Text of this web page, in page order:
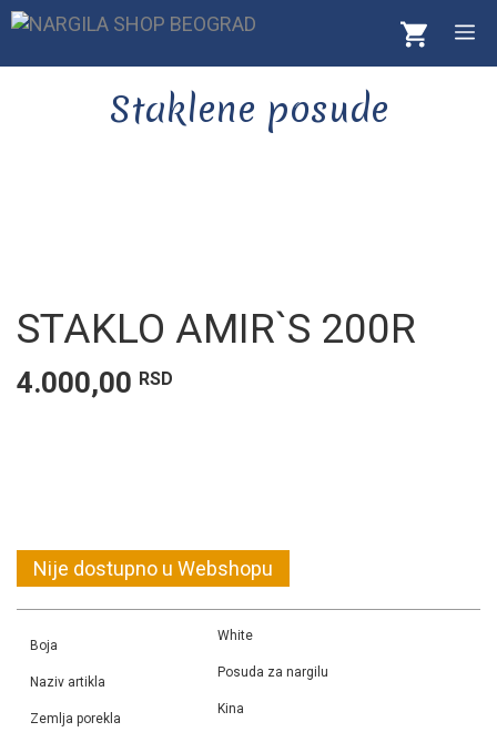
Skip
content
Staklene posude
STAKLO AMIR`S 200R
4.000,00 RSD
Boja
White
Naziv artikla
Posuda za nargilu
Zemlja porekla
Kina